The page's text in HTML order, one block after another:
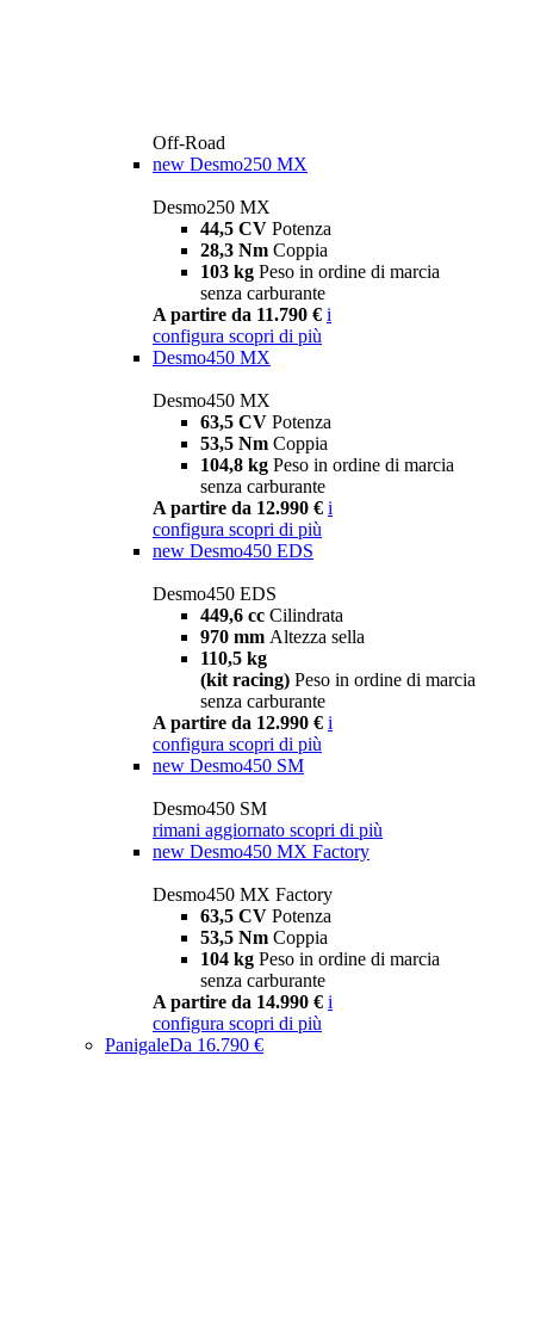
Off-Road
new Desmo250 MX
Desmo250 MX
44,5 CV Potenza
28,3 Nm Coppia
103 kg Peso in ordine di marcia
senza carburante
A partire da 11.790 € i
configura scopri di più
Desmo450 MX
Desmo450 MX
63,5 CV Potenza
53,5 Nm Coppia
104,8 kg Peso in ordine di marcia
senza carburante
A partire da 12.990 € i
configura scopri di più
new Desmo450 EDS
Desmo450 EDS
449,6 cc Cilindrata
970 mm Altezza sella
110,5 kg
(kit racing) Peso in ordine di marcia
senza carburante
A partire da 12.990 € i
configura scopri di più
new Desmo450 SM
Desmo450 SM
rimani aggiornato scopri di più
new Desmo450 MX Factory
Desmo450 MX Factory
63,5 CV Potenza
53,5 Nm Coppia
104 kg Peso in ordine di marcia
senza carburante
A partire da 14.990 € i
configura scopri di più
PanigaleDa 16.790 €